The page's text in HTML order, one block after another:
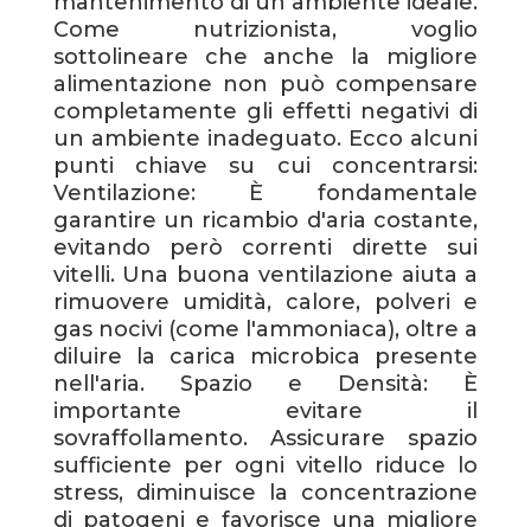
Come nutrizionista, voglio
sottolineare che anche la migliore
alimentazione non può compensare
completamente gli effetti negativi di
un ambiente inadeguato. Ecco alcuni
punti chiave su cui concentrarsi:
Ventilazione: È fondamentale
garantire un ricambio d'aria costante,
evitando però correnti dirette sui
vitelli. Una buona ventilazione aiuta a
rimuovere umidità, calore, polveri e
gas nocivi (come l'ammoniaca), oltre a
diluire la carica microbica presente
nell'aria. Spazio e Densità: È
importante evitare il
sovraffollamento. Assicurare spazio
sufficiente per ogni vitello riduce lo
stress, diminuisce la concentrazione
di patogeni e favorisce una migliore